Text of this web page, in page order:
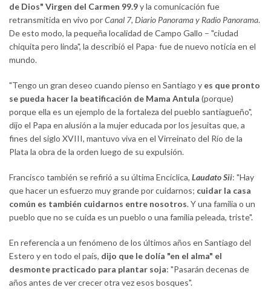
de Dios" Virgen del Carmen 99.9y la comunicación fue
retransmitida en vivo porCanal 7, Diario Panorama y Radio Panorama.
De esto modo, la pequeña localidad de Campo Gallo – "ciudad
chiquita pero linda", la describió el Papa- fue de nuevo noticia en el
mundo.
"Tengo un gran deseo cuando pienso en Santiago y es que pronto
se pueda hacer la beatificación de Mama Antula (porque)
porque ella es un ejemplo de la fortaleza del pueblo santiagueño",
dijo el Papa en alusión a la mujer educada por los jesuitas que, a
fines del siglo XVIII, mantuvo viva en el Virreinato del Río de la
Plata la obra de la orden luego de su expulsión.
Francisco también se refirió a su última Encíclica, Laudato Sii: "Hay
que hacer un esfuerzo muy grande por cuidarnos; cuidar la casa
común es también cuidarnos entre nosotros. Y una familia o un
pueblo que no se cuida es un pueblo o una familia peleada, triste".
En referencia a un fenómeno de los últimos años en Santiago del
Estero y en todo el país, dijo que le dolía "en el alma" el
desmonte practicado para plantar soja: "Pasarán decenas de
años antes de ver crecer otra vez esos bosques".